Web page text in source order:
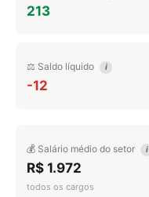
213
⚖️ Saldo líquido i
-12
💰 Salário médio do setor i
R$ 1.972
todos os cargos